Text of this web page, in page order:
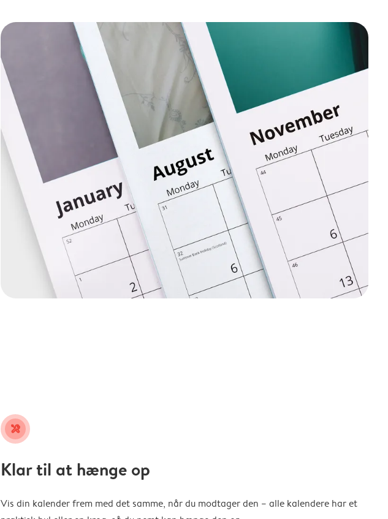
tools
Klar til at hænge op
Vis din kalender frem med det samme, når du modtager den – alle kalendere har et